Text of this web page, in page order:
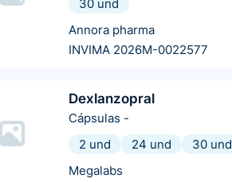
30 und
Annora pharma
INVIMA 2026M-0022577
Dexlanzopral
Cápsulas -
2 und
24 und 30 und
Megalabs